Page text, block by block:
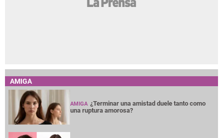
AMIGA
AMIGA ¿Terminar una amistad duele tanto como
una ruptura amorosa?